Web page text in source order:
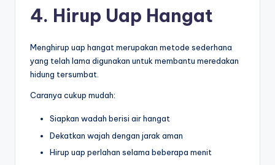
4. Hirup Uap Hangat
Menghirup uap hangat merupakan metode sederhana
yang telah lama digunakan untuk membantu meredakan
hidung tersumbat.
Caranya cukup mudah:
Siapkan wadah berisi air hangat
Dekatkan wajah dengan jarak aman
Hirup uap perlahan selama beberapa menit